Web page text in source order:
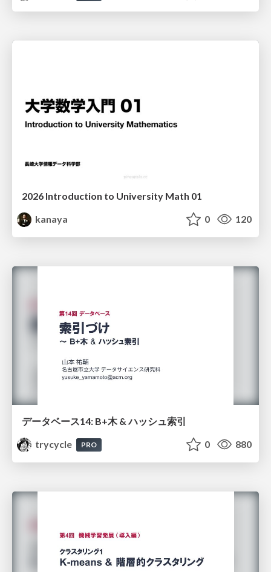
2026 Introduction to University Math 01
kanaya
0 120
データベース14: B+木 & ハッシュ索引
trycycle
PRO 0 880